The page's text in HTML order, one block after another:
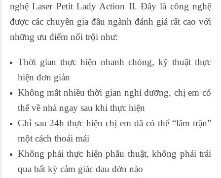
nghệ Laser Petit Lady Action II. Đây là công nghệ
được các chuyên gia đầu ngành đánh giá rất cao với
những ưu điểm nổi trội như:
Thời gian thực hiện nhanh chóng, kỹ thuật thực
hiện đơn giản
Không mất nhiều thời gian nghỉ dưỡng, chị em có
thể về nhà ngay sau khi thực hiện
Chỉ sau 24h thực hiện chị em đã có thể “lâm trận”
một cách thoải mái
Không phải thực hiện phẫu thuật, không phải trải
qua bất kỳ cảm giác đau đớn nào